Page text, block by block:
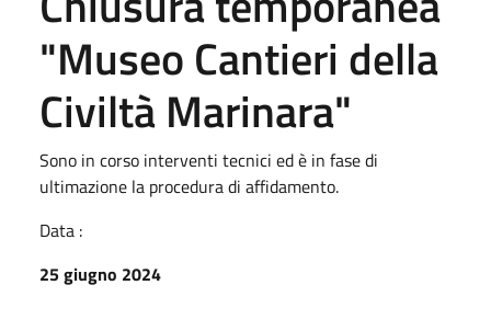
"Museo Cantieri della
Civiltà Marinara"
Sono in corso interventi tecnici ed è in fase di
ultimazione la procedura di affidamento.
Data :
25 giugno 2024